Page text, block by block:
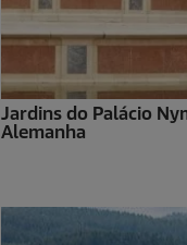
Jardins do Palácio
Alemanha